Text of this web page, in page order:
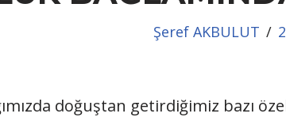
Şeref AKBULUT
doğuştan getirdiğimiz bazı